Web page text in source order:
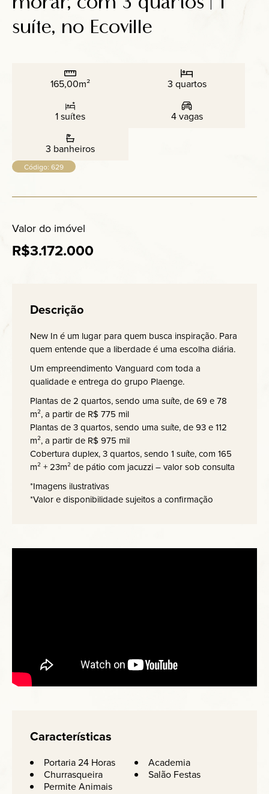
Anuncie
suíte, no Ecoville
165,00m² 3 quartos
1 suítes 4 vagas
3 banheiros
Código: 629
Valor do imóvel
R$3.172.000
Descrição
New In é um lugar para quem busca inspiração. Para
quem entende que a liberdade é uma escolha diária.
Um empreendimento Vanguard com toda a
qualidade e entrega do grupo Plaenge.
Plantas de 2 quartos, sendo uma suíte, de 69 e 78
m², a partir de R$ 775 mil
Plantas de 3 quartos, sendo uma suíte, de 93 e 112
m², a partir de R$ 975 mil
Cobertura duplex, 3 quartos, sendo 1 suíte, com 165
m² + 23m² de pátio com jacuzzi – valor sob consulta
*Imagens ilustrativas
*Valor e disponibilidade sujeitos a confirmação
Características
Portaria 24 Horas
Academia
Churrasqueira
Salão Festas
Permite Animais